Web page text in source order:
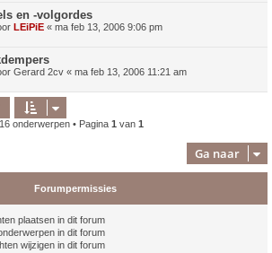
en -volgordes
LEiPiE « ma feb 13, 2006 9:06 pm
Gerard 2cv « ma feb 13, 2006 11:21 am
16 onderwerpen • Pagina 1 van 1
Ga naar
Forumpermissies
plaatsen in dit forum
in dit forum
wijzigen in dit forum